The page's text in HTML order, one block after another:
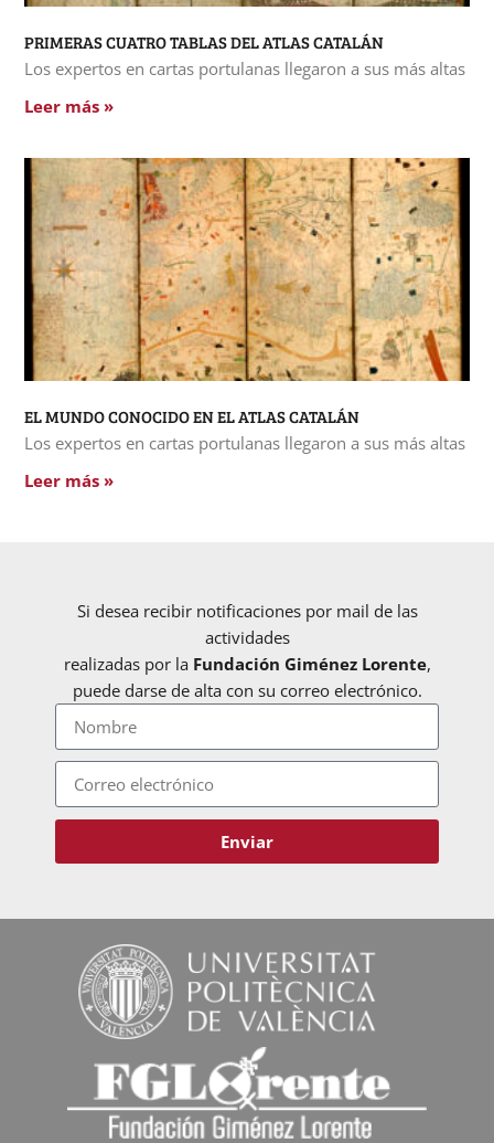
PRIMERAS CUATRO TABLAS DEL ATLAS CATALÁN
Los expertos en cartas portulanas llegaron a sus más altas
Leer más »
EL MUNDO CONOCIDO EN EL ATLAS CATALÁN
Los expertos en cartas portulanas llegaron a sus más altas
Leer más »
Si desea recibir notificaciones por mail de las
actividades
realizadas por la Fundación Giménez Lorente,
puede darse de alta con su correo electrónico.
Enviar